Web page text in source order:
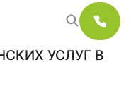
УСЛУГ В